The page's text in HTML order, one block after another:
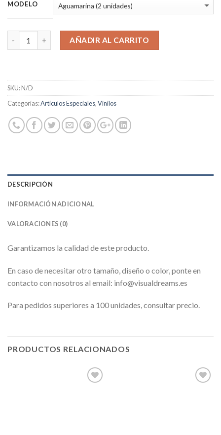
MODELO
AÑADIR AL CARRITO
SKU:N/D
Categorías:Artículos Especiales,Vinilos
DESCRIPCIÓN
INFORMACIÓN ADICIONAL
VALORACIONES (0)
Garantizamos la calidad de este producto.
En caso de necesitar otro tamaño, diseño o color, ponte en
contacto con nosotros al email: info@visualdreams.es
Para pedidos superiores a 100 unidades, consultar precio.
PRODUCTOS RELACIONADOS